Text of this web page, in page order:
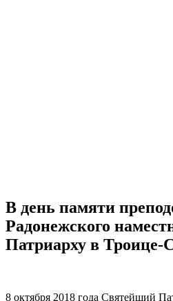
В день памяти
Радонежского
Патриарху в Троице-
8 октября 2018 года Святейший